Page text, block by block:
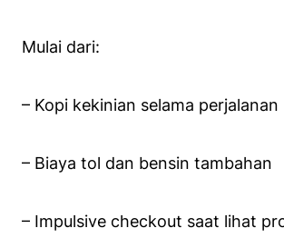
Mulai dari:
– Kopi kekinian selama perjalanan
– Biaya tol dan bensin tambahan
– Impulsive checkout saat lihat